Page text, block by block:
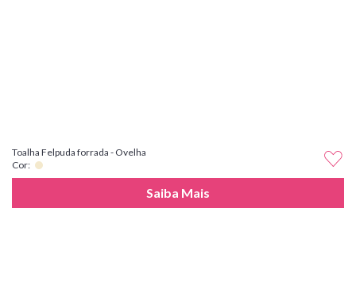
Toalha Felpuda forrada - Ovelha
Cor:
Saiba Mais